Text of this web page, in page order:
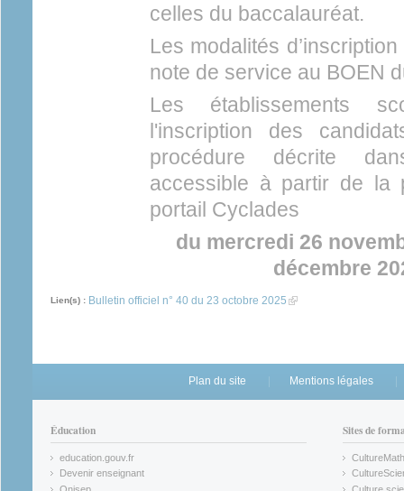
celles du baccalauréat.
Les modalités
note de service au BOEN
Les établissements
l'inscription des
procédure décrite
accessible à partir de la
portail Cyclades
du mercredi 26
décembre
Lien(s) : Bulletin officiel n° 40 du 23 octobre 2025 (link is external)
Plan du site Mentions légales
Éducation
education.gouv.fr
(link is external)
Devenir enseignant
(link is external)
Sites de
CultureMath
(link is
(link is